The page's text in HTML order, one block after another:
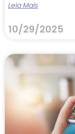
Leia Mais
10/29/2025